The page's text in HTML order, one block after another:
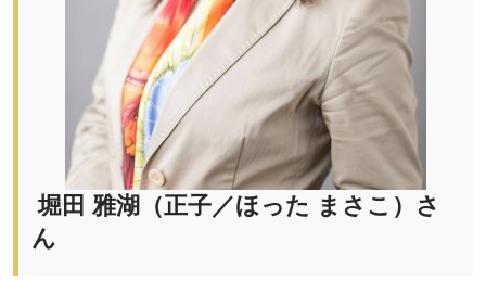
堀田 雅湖（正子／ほった まさこ）さ
ん